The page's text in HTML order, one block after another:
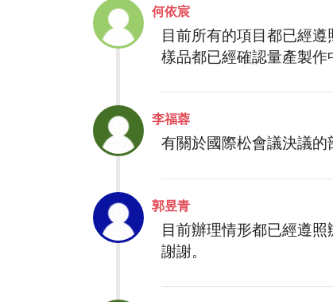
何依宸
目前所有的項目都已經
樣品都已經確認量產製作
李福蓉
有關於國際松會議決議的
郭昱青
目前辦理情形都已經遵
謝謝。